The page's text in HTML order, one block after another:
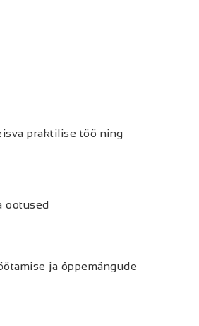
praktilise töö ning
ootused
ja õppemängude